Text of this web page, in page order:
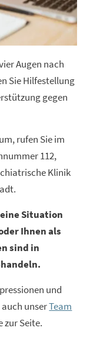
Augen nach
Sie Hilfestellung
gegen
rufen Sie im
112,
Klinik
Situation
Ihnen als
sind in
und
auch unserTeam
zur Seite.